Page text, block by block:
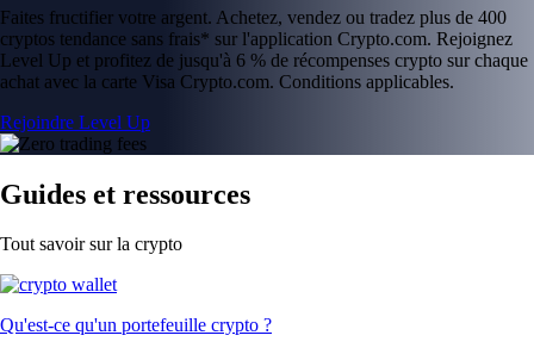
Faites fructifier votre argent. Achetez, vendez ou tradez plus de 400
cryptos tendance sans frais* sur l'application Crypto.com. Rejoignez
Level Up et profitez de jusqu'à 6 % de récompenses crypto sur chaque
achat avec la carte Visa Crypto.com. Conditions applicables.
Rejoindre Level Up
Guides et ressources
Tout savoir sur la crypto
Qu'est-ce qu'un portefeuille crypto ?